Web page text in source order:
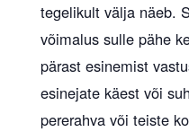
tegelikult välja näeb.
võimalus sulle pähe
pärast esinemist
esinejate käest või
pererahva või teiste